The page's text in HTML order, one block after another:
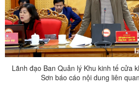
Lãnh đạo Ban Quản lý Khu kinh tế cửa
Sơn báo cáo nội dung liên